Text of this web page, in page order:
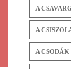
A
A
A